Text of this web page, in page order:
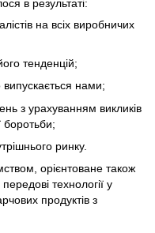
в результаті:
на всіх виробничих
тенденцій;
випускається нами;
з урахуванням викликів
боротьби;
ринку.
орієнтоване також
технології у
продуктів з